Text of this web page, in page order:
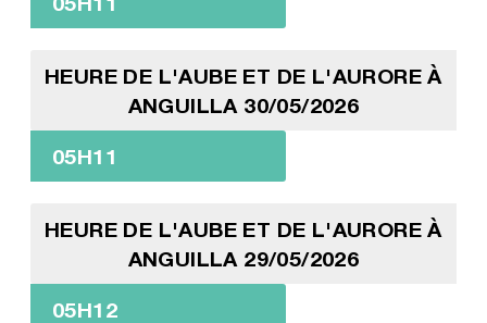
HEURE DE L'AUBE ET DE L'AURORE À
ANGUILLA 30/05/2026
05H11
HEURE DE L'AUBE ET DE L'AURORE À
ANGUILLA 29/05/2026
05H12